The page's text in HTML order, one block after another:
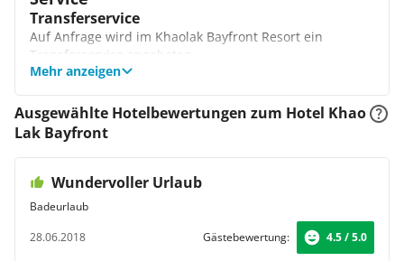
Bungalow (Meerblick)
In diesen Unterbringungen entzückt der schöne Blick
auf das Meer. Die stilvoll gestalteten Bungalows
überzeugen durch ihr klassisches Farbkonzept und
zur Ruhe und entspannen sich in einem Ambiente zum
Wohlfühlen.
Animation / Unterhaltung
Familien mit Kindern sind gern gesehene Gäste im
Khaolak Bayfront Resort. Neben der idealen Lage am
Strand profitieren Familien auch von den geräumigen
Unterkünften, dem Kinderpool und der Möglichkeit, an
Ausflug teilzunehmen. Zudem können Sie als Familie in
herrlichem Ambiente direkt am Strand zu Abend essen.
Transferservice
Auf Anfrage wird im Khaolak Bayfront Resort ein
Transferservice angeboten.
Hochzeitssuite / Hochzeitsservice
Flitterwöchner an. Ein Hochzeitspaket, verschiedene
Ausflüge und ein romantisches Essen gehören unter
anderem dazu.
Mehr anzeigen
Ausgewählte Hotelbewertungen zum Hotel Khao
Lak Bayfront
Wundervoller Urlaub
Badeurlaub
28.06.2018
Gästebewertung: 4.5 / 5.0